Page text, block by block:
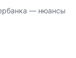
— нюансы